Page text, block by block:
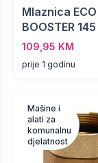
Mlaznica ECO
BOOSTER 145
109,95 KM
prije 1 godinu
Mašine i
alati za
komunalnu
djelatnost